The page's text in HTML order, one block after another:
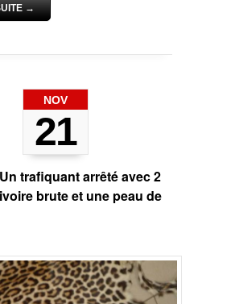
→
NOV
21
trafiquant arrêté avec 2
brute et une peau de